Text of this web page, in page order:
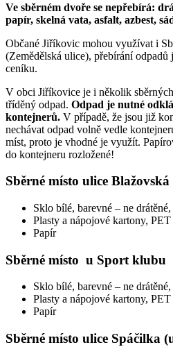
Ve sběrném dvoře se nepřebírá:
papír, skelná vata, asfalt, azbest,
Občané Jiříkovic mohou využívat i
(Zemědělská ulice), přebírání odpadů
ceníku.
V obci Jiříkovice je i několik
tříděný odpad. Odpad je nutné
kontejnerů. V případě, že jsou již
nechávat odpad volně vedle
míst, proto je vhodné je využít.
do kontejneru rozložené!
Sběrné místo ulice
Sklo bílé, barevné – ne
Plasty a nápojové kartony,
Papír
Sběrné místo u Sport klubu
Sklo bílé, barevné – ne
Plasty a nápojové kartony,
Papír
Sběrné místo ulice Spáčilka